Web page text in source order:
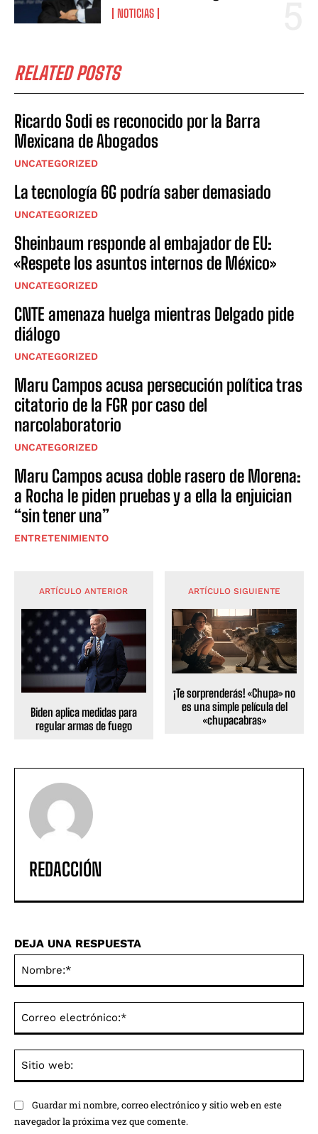
NOTICIAS
RELATED POSTS
Ricardo Sodi es reconocido por la Barra
Mexicana de Abogados
UNCATEGORIZED
La tecnología 6G podría saber demasiado
UNCATEGORIZED
Sheinbaum responde al embajador de EU:
«Respete los asuntos internos de México»
UNCATEGORIZED
CNTE amenaza huelga mientras Delgado pide
diálogo
UNCATEGORIZED
Maru Campos acusa persecución política tras
citatorio de la FGR por caso del
narcolaboratorio
UNCATEGORIZED
Maru Campos acusa doble rasero de Morena:
a Rocha le piden pruebas y a ella la enjuician
“sin tener una”
ENTRETENIMIENTO
ARTÍCULO ANTERIOR
Biden aplica medidas para
regular armas de fuego
ARTÍCULO SIGUIENTE
¡Te sorprenderás! «Chupa» no
es una simple película del
«chupacabras»
REDACCIÓN
DEJA UNA RESPUESTA
Guardar mi nombre, correo electrónico y sitio web en este
navegador la próxima vez que comente.